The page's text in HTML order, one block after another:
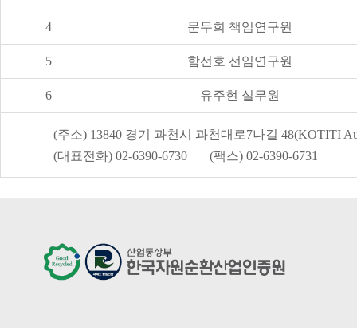
4 문무희 책임연구원
5 함선호 선임연구원
6 유주현 실무원
(주소) 13840 경기 과천시 과천대로7나길 48(KOTITI
(대표전화) 02-6390-6730 (팩스) 02-6390-6731